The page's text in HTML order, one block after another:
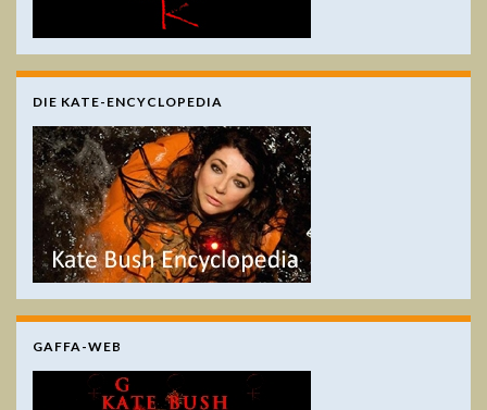
DIE KATE-ENCYCLOPEDIA
GAFFA-WEB